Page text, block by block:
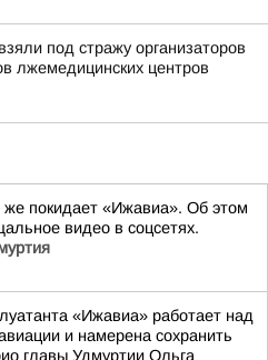
под стражу организаторов
лжемедицинских центров
покидает «Ижавиа». Об этом
видео в соцсетях.
«Ижавиа» работает над
и намерена сохранить
главы Удмуртии Ольга